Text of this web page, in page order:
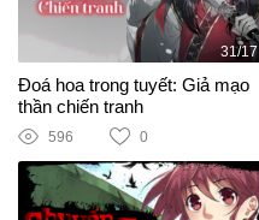
31/17
Đoá hoa trong tuyết: Giả mạo
thần chiến tranh
596 0